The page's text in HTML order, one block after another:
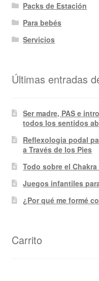
Packs de Estación
Para bebés
Servicios
Últimas entradas
Ser madre, PAS e
todos los sentidos
Reflexologia podal
a Través de los Pies
Todo sobre el
Juegos infantiles
¿Por qué me formé
Carrito